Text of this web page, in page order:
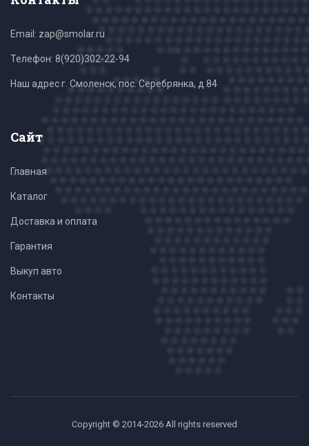
Email: zap@smolar.ru
Телефон: 8(920)302-22-94
Наш адрес г. Смоленск, пос. Серебрянка, д.84
Сайт
Главная
Каталог
Доставка и оплата
Гарантия
Выкуп авто
Контакты
Copyright © 2014-2026 All rights reserved